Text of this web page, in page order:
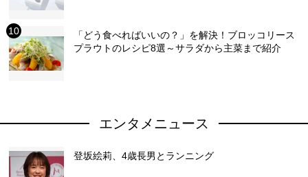
「どう食べればいいの？」を解決！ブロッコリース
プラウトのレシピ8選～サラダから主菜まで紹介
エンタメニュース
登坂絵莉、4歳長男とランニング